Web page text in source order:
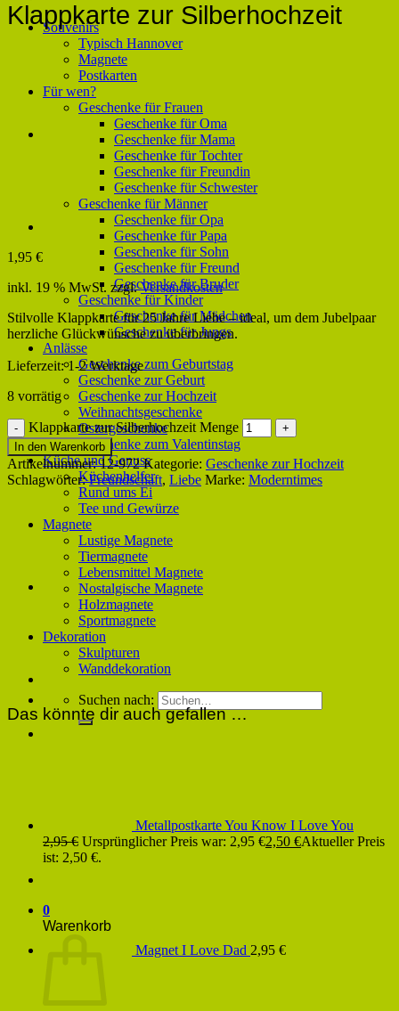
Souvenirs
Typisch Hannover
Magnete
Postkarten
Für wen?
Geschenke für Frauen
Geschenke für Oma
Geschenke für Mama
Geschenke für Tochter
Geschenke für Freundin
Geschenke für Schwester
Geschenke für Männer
Geschenke für Opa
Geschenke für Papa
Geschenke für Sohn
Geschenke für Freund
Geschenke für Bruder
Geschenke für Kinder
Geschenke für Mädchen
Geschenke für Jungs
Anlässe
Geschenke zum Geburtstag
Geschenke zur Geburt
Geschenke zur Hochzeit
Weihnachtsgeschenke
Ostergeschenke
Geschenke zum Valentinstag
Küche und Genuss
Küchenhelfer
Rund ums Ei
Tee und Gewürze
Magnete
Lustige Magnete
Tiermagnete
Lebensmittel Magnete
Nostalgische Magnete
Holzmagnete
Sportmagnete
Dekoration
Skulpturen
Wanddekoration
Suchen nach:
0
Warenkorb
Klappkarte zur Silberhochzeit
1,95 €
inkl. 19 % MwSt. zzgl.Versandkosten
Stilvolle Klappkarte für 25 Jahre Liebe – ideal, um dem Jubelpaar
herzliche Glückwünsche zu überbringen.
Lieferzeit:1-2 Werktage
8 vorrätig
Klappkarte zur Silberhochzeit Menge
In den Warenkorb
Artikelnummer:12-972 Kategorie: Geschenke zur Hochzeit
Schlagwörter:Freundschaft, Liebe Marke: Moderntimes
Das könnte dir auch gefallen …
Metallpostkarte You Know I Love You
2,95€ Ursprünglicher Preis war: 2,95 €2,50 €Aktueller Preis
ist: 2,50 €.
Magnet I Love Dad 2,95 €